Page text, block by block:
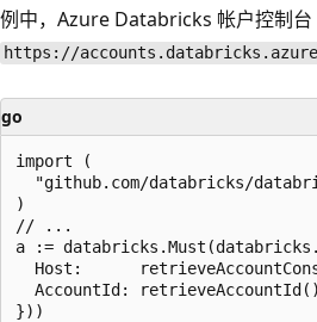
例中，Azure Databricks 帐户控制台
https://
go
import (
"github.com/databricks/
)
// ...
a :=
Host:
AccountId:
}))